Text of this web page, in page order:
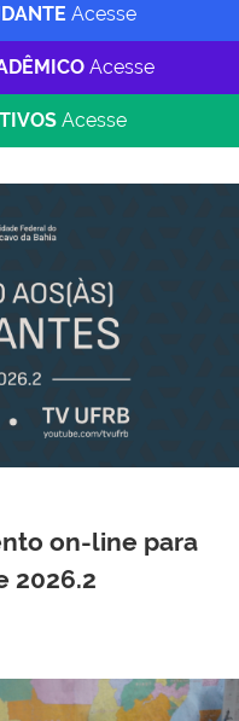
Acesse
Acesse
Acesse
on-line para
2026.2